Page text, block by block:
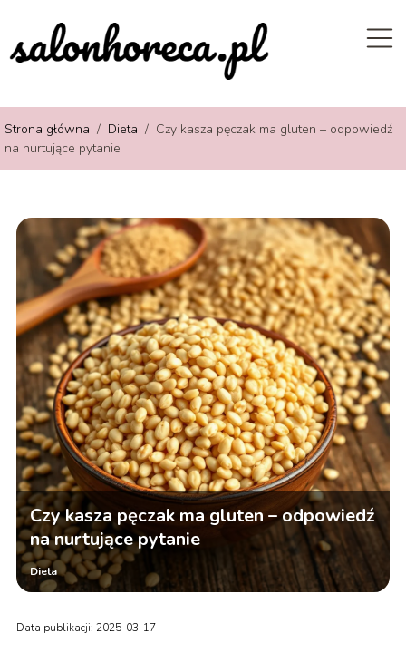
Strona główna / Dieta / Czy kasza pęczak ma gluten – odpowiedź
na nurtujące pytanie
Czy kasza pęczak ma gluten – odpowiedź
na nurtujące pytanie
Dieta
Data publikacji: 2025-03-17